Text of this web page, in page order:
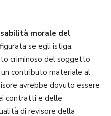
morale del
se egli istiga,
criminoso del soggetto
contributo materiale al
avrebbe dovuto essere
contratti e delle
di revisore della